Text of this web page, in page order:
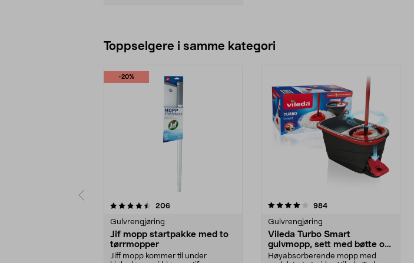
Toppselgere i samme kategori
-20%
206anmeldelser
Gulvrengjøring
Jif mopp startpakke med to
tørrmopper
Jiff mopp kommer til under
4.0 av 5 stjerner 984anmeldelser
Gulvrengjøring
Vileda Turbo Smart
gulvmopp, sett med bøtte og
utvrider
Høyabsorberende mopp med
4.5 av 5 stjerner